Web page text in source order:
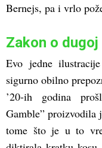
Bernejs, pa i vrlo
Zakon o
Evo jedne
sigurno obilno
’20-ih godina
Gamble” proizvodila
tome što je u to